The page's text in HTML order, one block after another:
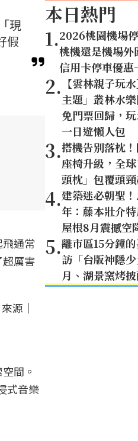
現
假
通常
厲害
間。
式音樂
本日熱門
1.2026桃園機場
桃機還是機場外
信用卡停車優惠
2. 【雲林親子玩
主題」叢林水
免門票回歸，
一日遊懶人包
3.搭機告別落枕
座椅升級，全
頭枕」包覆頭
4.建築迷必朝聖
年：藤本壯介
屋根8月震撼空
5.離市區15分鐘
訪「台版神隱
月、湖景窯烤